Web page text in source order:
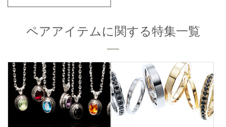
ペアアイテムに関する特集一覧